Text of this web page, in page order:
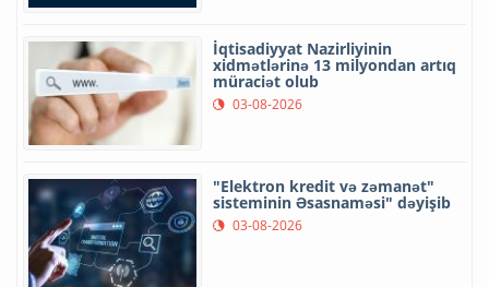
İqtisadiyyat Nazirliyinin
xidmətlərinə 13 milyondan artıq
müraciət olub
03-08-2026
"Elektron kredit və zəmanət"
sisteminin Əsasnaməsi" dəyişib
03-08-2026